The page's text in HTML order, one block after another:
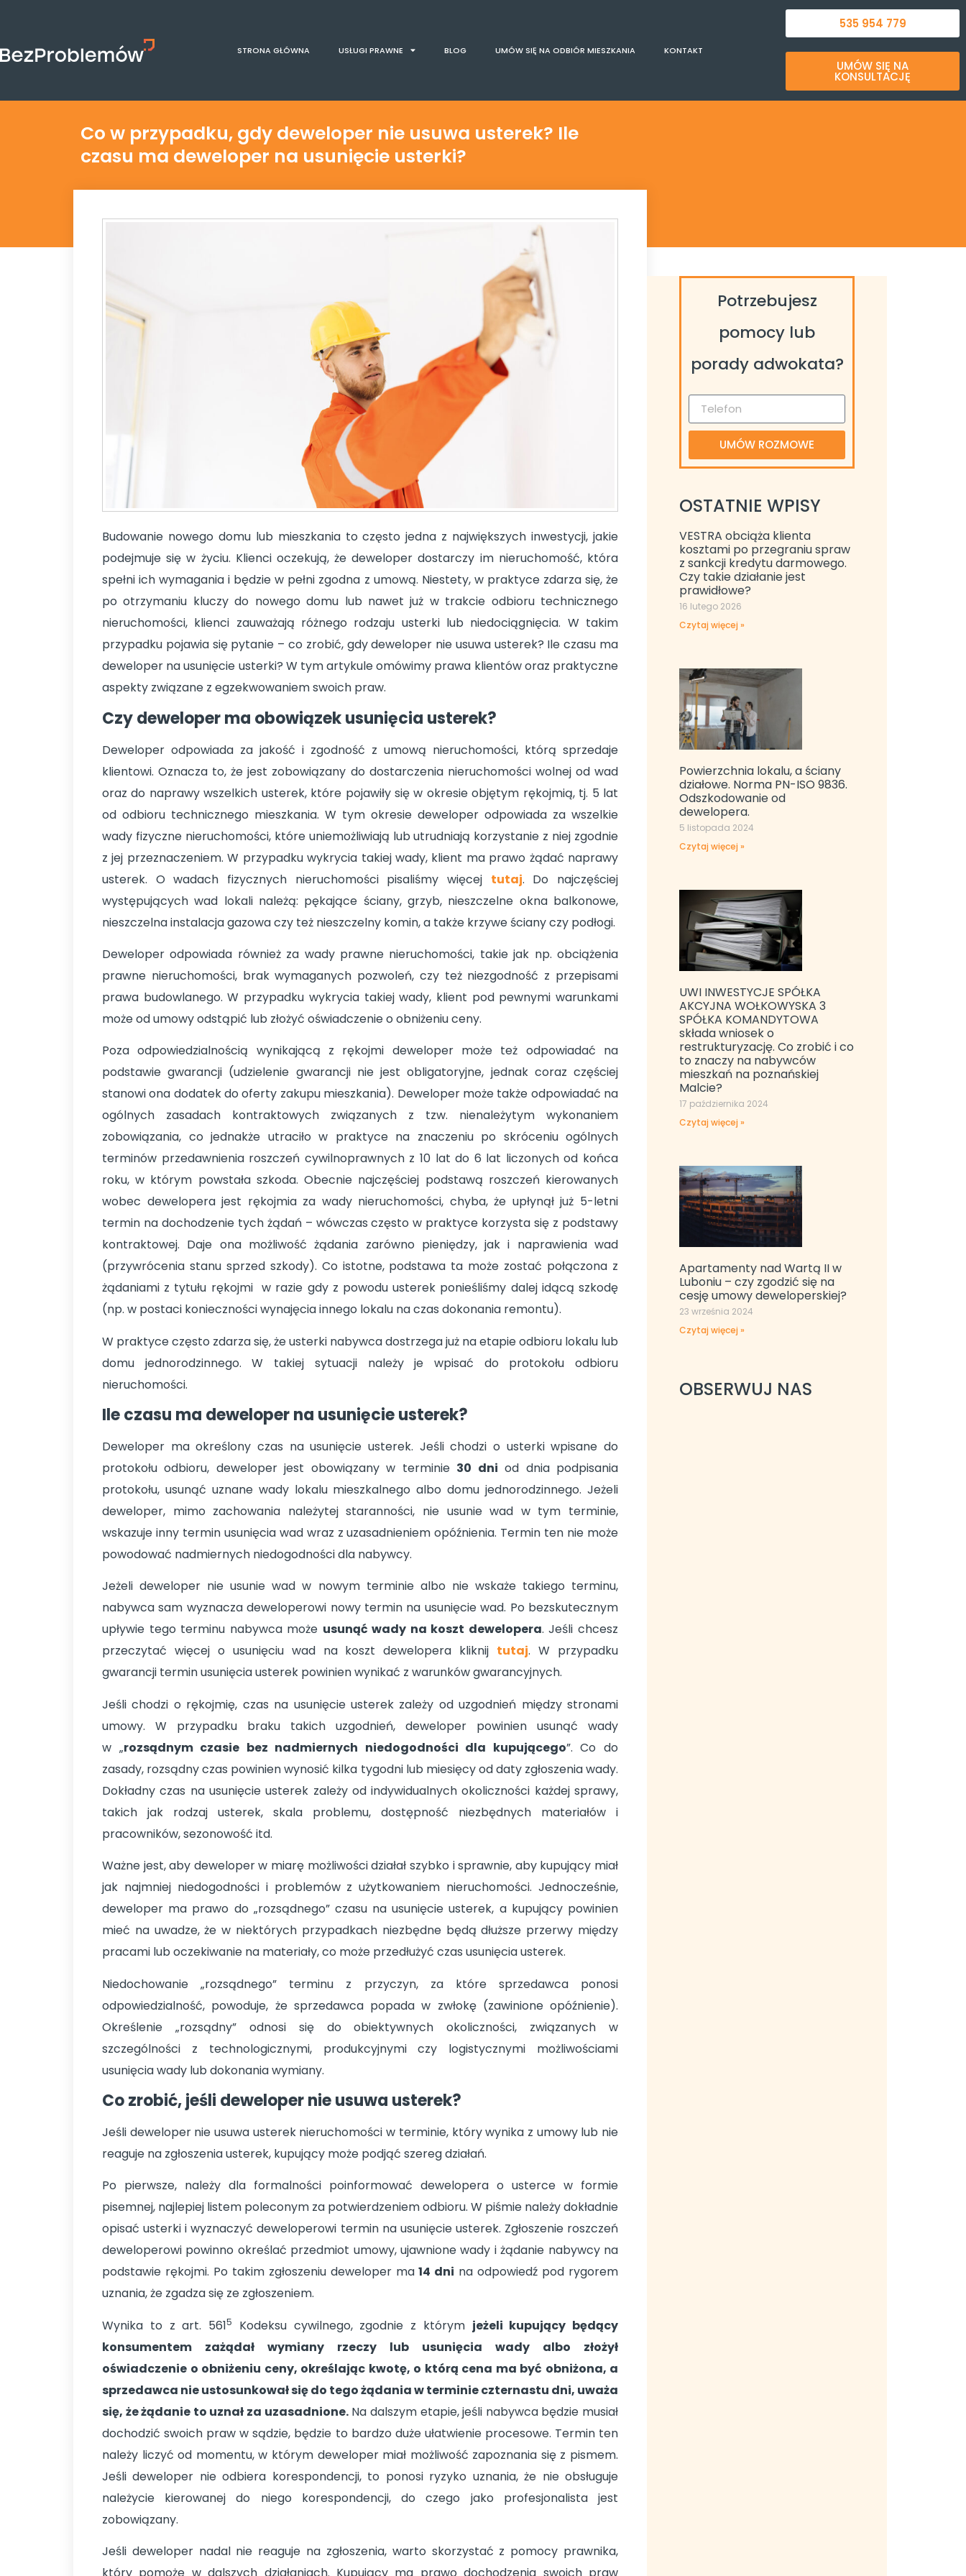
STRONA GŁÓWNA USŁUGI PRAWNE BLOG UMÓW SIĘ NA ODBIÓR MIESZKANIA KONTAKT
535 954 779
UMÓW SIĘ NA
KONSULTACJĘ
Co w przypadku, gdy deweloper nie usuwa usterek? Ile
czasu ma deweloper na usunięcie usterki?
Budowanie nowego domu lub mieszkania to często jedna z największych inwestycji, jakie
podejmuje się w życiu. Klienci oczekują, że deweloper dostarczy im nieruchomość, która
spełni ich wymagania i będzie w pełni zgodna z umową. Niestety, w praktyce zdarza się, że
po otrzymaniu kluczy do nowego domu lub nawet już w trakcie odbioru technicznego
nieruchomości, klienci zauważają różnego rodzaju usterki lub niedociągnięcia. W takim
przypadku pojawia się pytanie – co zrobić, gdy deweloper nie usuwa usterek? Ile czasu ma
deweloper na usunięcie usterki? W tym artykule omówimy prawa klientów oraz praktyczne
aspekty związane z egzekwowaniem swoich praw.
Czy deweloper ma obowiązek usunięcia usterek?
Deweloper odpowiada za jakość i zgodność z umową nieruchomości, którą sprzedaje
klientowi. Oznacza to, że jest zobowiązany do dostarczenia nieruchomości wolnej od wad
oraz do naprawy wszelkich usterek, które pojawiły się w okresie objętym rękojmią, tj. 5 lat
od odbioru technicznego mieszkania. W tym okresie deweloper odpowiada za wszelkie
wady fizyczne nieruchomości, które uniemożliwiają lub utrudniają korzystanie z niej zgodnie
z jej przeznaczeniem. W przypadku wykrycia takiej wady, klient ma prawo żądać naprawy
usterek. O wadach fizycznych nieruchomości pisaliśmy więcej tutaj. Do najczęściej
występujących wad lokali należą: pękające ściany, grzyb, nieszczelne okna balkonowe,
nieszczelna instalacja gazowa czy też nieszczelny komin, a także krzywe ściany czy podłogi.
Deweloper odpowiada również za wady prawne nieruchomości, takie jak np. obciążenia
prawne nieruchomości, brak wymaganych pozwoleń, czy też niezgodność z przepisami
prawa budowlanego. W przypadku wykrycia takiej wady, klient pod pewnymi warunkami
może od umowy odstąpić lub złożyć oświadczenie o obniżeniu ceny.
Poza odpowiedzialnością wynikającą z rękojmi deweloper może też odpowiadać na
podstawie gwarancji (udzielenie gwarancji nie jest obligatoryjne, jednak coraz częściej
stanowi ona dodatek do oferty zakupu mieszkania). Deweloper może także odpowiadać na
ogólnych zasadach kontraktowych związanych z tzw. nienależytym wykonaniem
zobowiązania, co jednakże utraciło w praktyce na znaczeniu po skróceniu ogólnych
terminów przedawnienia roszczeń cywilnoprawnych z 10 lat do 6 lat liczonych od końca
roku, w którym powstała szkoda. Obecnie najczęściej podstawą roszczeń kierowanych
wobec dewelopera jest rękojmia za wady nieruchomości, chyba, że upłynął już 5-letni
termin na dochodzenie tych żądań – wówczas często w praktyce korzysta się z podstawy
kontraktowej. Daje ona możliwość żądania zarówno pieniędzy, jak i naprawienia wad
(przywrócenia stanu sprzed szkody). Co istotne, podstawa ta może zostać połączona z
żądaniami z tytułu rękojmi w razie gdy z powodu usterek ponieśliśmy dalej idącą szkodę
(np. w postaci konieczności wynajęcia innego lokalu na czas dokonania remontu).
W praktyce często zdarza się, że usterki nabywca dostrzega już na etapie odbioru lokalu lub
domu jednorodzinnego. W takiej sytuacji należy je wpisać do protokołu odbioru
nieruchomości.
Ile czasu ma deweloper na usunięcie usterek?
Deweloper ma określony czas na usunięcie usterek. Jeśli chodzi o usterki wpisane do
protokołu odbioru, deweloper jest obowiązany w terminie 30 dni od dnia podpisania
protokołu, usunąć uznane wady lokalu mieszkalnego albo domu jednorodzinnego. Jeżeli
deweloper, mimo zachowania należytej staranności, nie usunie wad w tym terminie,
wskazuje inny termin usunięcia wad wraz z uzasadnieniem opóźnienia. Termin ten nie może
powodować nadmiernych niedogodności dla nabywcy.
Jeżeli deweloper nie usunie wad w nowym terminie albo nie wskaże takiego terminu,
nabywca sam wyznacza deweloperowi nowy termin na usunięcie wad. Po bezskutecznym
upływie tego terminu nabywca może usunąć wady na koszt dewelopera. Jeśli chcesz
przeczytać więcej o usunięciu wad na koszt dewelopera kliknij tutaj. W przypadku
gwarancji termin usunięcia usterek powinien wynikać z warunków gwarancyjnych.
Jeśli chodzi o rękojmię, czas na usunięcie usterek zależy od uzgodnień między stronami
umowy. W przypadku braku takich uzgodnień, deweloper powinien usunąć wady
w „rozsądnym czasie bez nadmiernych niedogodności dla kupującego”. Co do
zasady, rozsądny czas powinien wynosić kilka tygodni lub miesięcy od daty zgłoszenia wady.
Dokładny czas na usunięcie usterek zależy od indywidualnych okoliczności każdej sprawy,
takich jak rodzaj usterek, skala problemu, dostępność niezbędnych materiałów i
pracowników, sezonowość itd.
Ważne jest, aby deweloper w miarę możliwości działał szybko i sprawnie, aby kupujący miał
jak najmniej niedogodności i problemów z użytkowaniem nieruchomości. Jednocześnie,
deweloper ma prawo do „rozsądnego” czasu na usunięcie usterek, a kupujący powinien
mieć na uwadze, że w niektórych przypadkach niezbędne będą dłuższe przerwy między
pracami lub oczekiwanie na materiały, co może przedłużyć czas usunięcia usterek.
Niedochowanie „rozsądnego” terminu z przyczyn, za które sprzedawca ponosi
odpowiedzialność, powoduje, że sprzedawca popada w zwłokę (zawinione opóźnienie).
Określenie „rozsądny” odnosi się do obiektywnych okoliczności, związanych w
szczególności z technologicznymi, produkcyjnymi czy logistycznymi możliwościami
usunięcia wady lub dokonania wymiany.
Co zrobić, jeśli deweloper nie usuwa usterek?
Jeśli deweloper nie usuwa usterek nieruchomości w terminie, który wynika z umowy lub nie
reaguje na zgłoszenia usterek, kupujący może podjąć szereg działań.
Po pierwsze, należy dla formalności poinformować dewelopera o usterce w formie
pisemnej, najlepiej listem poleconym za potwierdzeniem odbioru. W piśmie należy dokładnie
opisać usterki i wyznaczyć deweloperowi termin na usunięcie usterek. Zgłoszenie roszczeń
deweloperowi powinno określać przedmiot umowy, ujawnione wady i żądanie nabywcy na
podstawie rękojmi. Po takim zgłoszeniu deweloper ma14 dni na odpowiedź pod rygorem
uznania, że zgadza się ze zgłoszeniem.
Wynika to z art. 5615 Kodeksu cywilnego, zgodnie z którym jeżeli kupujący będący
konsumentem zażądał wymiany rzeczy lub usunięcia wady albo złożył
oświadczenie o obniżeniu ceny, określając kwotę, o którą cena ma być obniżona, a
sprzedawca nie ustosunkował się do tego żądania w terminie czternastu dni, uważa
się, że żądanie to uznał za uzasadnione.Na dalszym etapie, jeśli nabywca będzie musiał
dochodzić swoich praw w sądzie, będzie to bardzo duże ułatwienie procesowe. Termin ten
należy liczyć od momentu, w którym deweloper miał możliwość zapoznania się z pismem.
Jeśli deweloper nie odbiera korespondencji, to ponosi ryzyko uznania, że nie obsługuje
należycie kierowanej do niego korespondencji, do czego jako profesjonalista jest
zobowiązany.
Jeśli deweloper nadal nie reaguje na zgłoszenia, warto skorzystać z pomocy prawnika,
Potrzebujesz
pomocy lub
porady adwokata?
UMÓW ROZMOWE
OSTATNIE WPISY
VESTRA obciąża klienta
kosztami po przegraniu spraw
z sankcji kredytu darmowego.
Czy takie działanie jest
prawidłowe?
16 lutego 2026
Czytaj więcej »
Powierzchnia lokalu, a ściany
działowe. Norma PN-ISO 9836.
Odszkodowanie od
dewelopera.
5 listopada 2024
Czytaj więcej »
UWI INWESTYCJE SPÓŁKA
AKCYJNA WOŁKOWYSKA 3
SPÓŁKA KOMANDYTOWA
składa wniosek o
restrukturyzację. Co zrobić i co
to znaczy na nabywców
mieszkań na poznańskiej
Malcie?
17 października 2024
Czytaj więcej »
Apartamenty nad Wartą II w
Luboniu – czy zgodzić się na
cesję umowy deweloperskiej?
23 września 2024
Czytaj więcej »
OBSERWUJ NAS